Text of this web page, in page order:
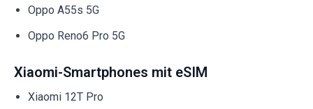
Oppo A55s 5G
Oppo Reno6 Pro 5G
Xiaomi-Smartphones mit eSIM
Xiaomi 12T Pro